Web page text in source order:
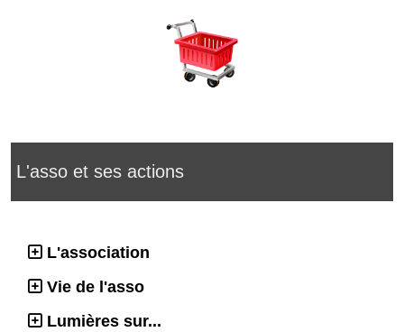
L'asso et ses actions
L'association
Vie de l'asso
Lumières sur...